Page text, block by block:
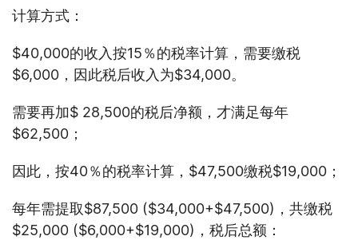
计算方式：
$40,000的收入按15％的税率计算，需要缴税
$6,000，因此税后收入为$34,000。
需要再加$ 28,500的税后净额，才满足每年
$62,500；
因此，按40％的税率计算，$47,500缴税$19,000；
每年需提取$87,500 ($34,000+$47,500)，共缴税
$25,000 ($6,000+$19,000)，税后总额：